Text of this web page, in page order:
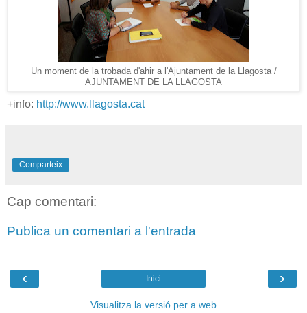
Un moment de la trobada d'ahir a l'Ajuntament de la Llagosta /
AJUNTAMENT DE LA LLAGOSTA
+info: http://www.llagosta.cat
Comparteix
Cap comentari:
Publica un comentari a l'entrada
‹ ›
Inici
Visualitza la versió per a web